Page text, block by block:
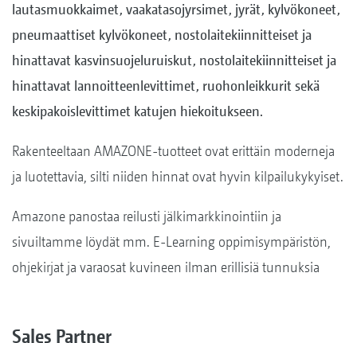
lautasmuokkaimet, vaakatasojyrsimet, jyrät, kylvökoneet,
pneumaattiset kylvökoneet, nostolaitekiinnitteiset ja
hinattavat kasvinsuojeluruiskut, nostolaitekiinnitteiset ja
hinattavat lannoitteenlevittimet, ruohonleikkurit sekä
keskipakoislevittimet katujen hiekoitukseen.
Rakenteeltaan AMAZONE-tuotteet ovat erittäin moderneja
ja luotettavia, silti niiden hinnat ovat hyvin kilpailukykyiset.
Amazone panostaa reilusti jälkimarkkinointiin ja
sivuiltamme löydät mm. E-Learning oppimisympäristön,
ohjekirjat ja varaosat kuvineen ilman erillisiä tunnuksia
Sales Partner